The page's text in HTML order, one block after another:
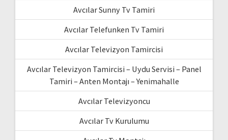
Avcılar Sunny Tv Tamiri
Avcılar Telefunken Tv Tamiri
Avcılar Televizyon Tamircisi
Avcılar Televizyon Tamircisi – Uydu Servisi – Panel
Tamiri – Anten Montajı – Yenimahalle
Avcılar Televizyoncu
Avcılar Tv Kurulumu